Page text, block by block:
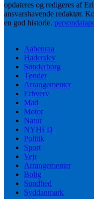
opdateres og redigeres af
ansvarshavende redaktør.
en god historie.
Aabenraa
Haderslev
Sønderborg
Tønder
Arrangementer
Erhverv
Mad
Motor
Natur
NYHED
Politik
Sport
Vejr
Arrangementer
Bolig
Sundhed
Syddanmark